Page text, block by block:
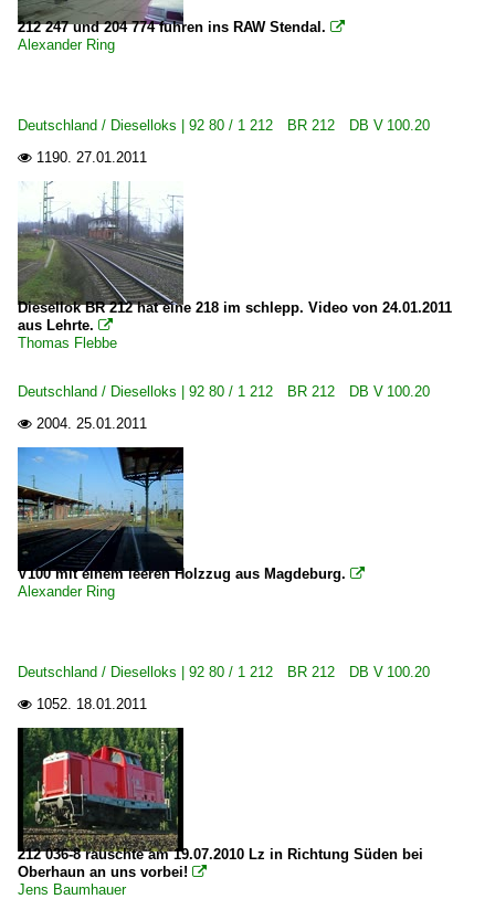
212 247 und 204 774 fuhren ins RAW Stendal. 
Alexander Ring
Deutschland / Dieselloks | 92 80 / 1 212 BR 212 DB V 100.20
 1190. 27.01.2011
Diesellok BR 212 hat eine 218 im schlepp. Video von 24.01.2011
aus Lehrte. 
Thomas Flebbe
Deutschland / Dieselloks | 92 80 / 1 212 BR 212 DB V 100.20
 2004. 25.01.2011
V100 mit einem leeren Holzzug aus Magdeburg. 
Alexander Ring
Deutschland / Dieselloks | 92 80 / 1 212 BR 212 DB V 100.20
 1052. 18.01.2011
212 036-8 rauschte am 19.07.2010 Lz in Richtung Süden bei
Oberhaun an uns vorbei! 
Jens Baumhauer